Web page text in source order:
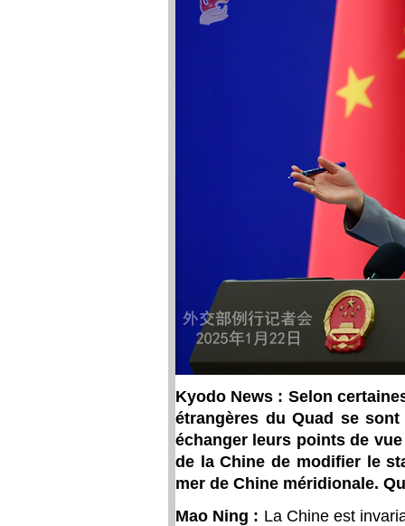
Kyodo News : Selon
étrangères du Quad se
échanger leurs points de
de la Chine de modifier le
mer de Chine méridionale.
Mao Ning : La Chine est